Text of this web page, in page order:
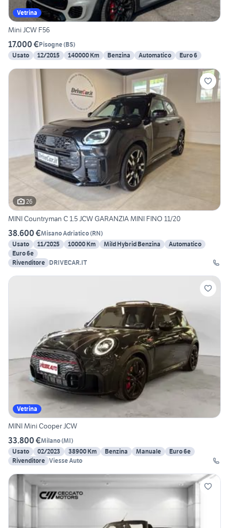
Vetrina
Mini JCW F56
17.000 €Pisogne(BS)
Usato
12/2015 140000 Km Benzina Automatico Euro 6
26
MINI Countryman C 1.5 JCW GARANZIA MINI FINO 11/20
38.600 €Misano Adriatico(RN)
Usato
11/2025 10000 Km Mild Hybrid Benzina
Automatico
Euro 6e
Rivenditore DRIVECAR.IT
Vetrina
MINI Mini Cooper JCW
33.800 €Milano(MI)
Usato
02/2023 38900 Km Benzina Manuale
Euro 6e
Rivenditore Viesse Auto